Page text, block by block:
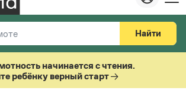
служба
Найти